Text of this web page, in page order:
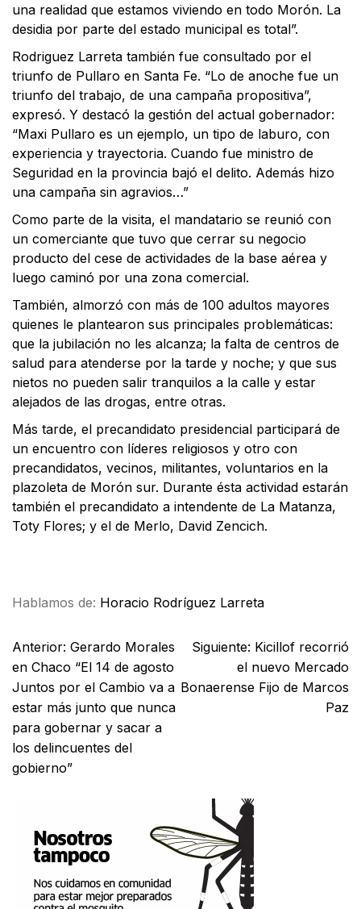
una realidad que estamos viviendo en todo Morón. La
desidia por parte del estado municipal es total”.
Rodriguez Larreta también fue consultado por el
triunfo de Pullaro en Santa Fe. “Lo de anoche fue un
triunfo del trabajo, de una campaña propositiva”,
expresó. Y destacó la gestión del actual gobernador:
“Maxi Pullaro es un ejemplo, un tipo de laburo, con
experiencia y trayectoria. Cuando fue ministro de
Seguridad en la provincia bajó el delito. Además hizo
una campaña sin agravios…”
Como parte de la visita, el mandatario se reunió con
un comerciante que tuvo que cerrar su negocio
producto del cese de actividades de la base aérea y
luego caminó por una zona comercial.
También, almorzó con más de 100 adultos mayores
quienes le plantearon sus principales problemáticas:
que la jubilación no les alcanza; la falta de centros de
salud para atenderse por la tarde y noche; y que sus
nietos no pueden salir tranquilos a la calle y estar
alejados de las drogas, entre otras.
Más tarde, el precandidato presidencial participará de
un encuentro con líderes religiosos y otro con
precandidatos, vecinos, militantes, voluntarios en la
plazoleta de Morón sur. Durante ésta actividad estarán
también el precandidato a intendente de La Matanza,
Toty Flores; y el de Merlo, David Zencich.
Hablamos de: Horacio Rodríguez Larreta
Anterior: Gerardo Morales
en Chaco “El 14 de agosto
Juntos por el Cambio va a
estar más junto que nunca
para gobernar y sacar a
los delincuentes del
gobierno”
Siguiente: Kicillof recorrió
el nuevo Mercado
Bonaerense Fijo de Marcos
Paz